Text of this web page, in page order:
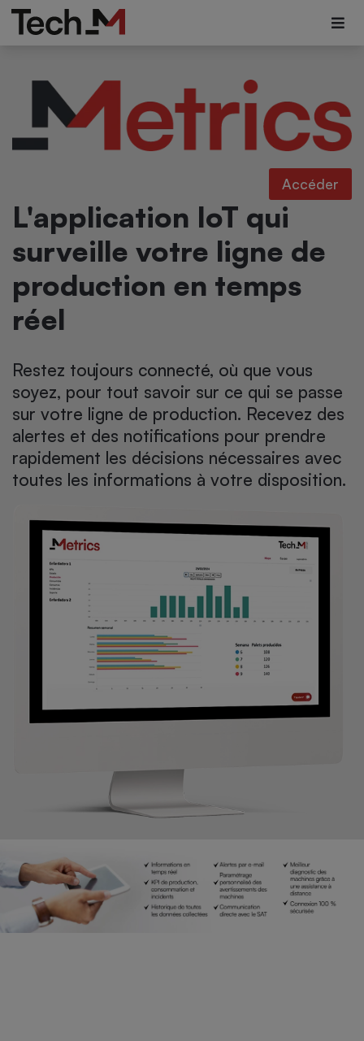
Accéder
L'application IoT qui
surveille votre ligne de
production en temps
réel
Restez toujours connecté, où que vous
soyez, pour tout savoir sur ce qui se passe
sur votre ligne de production. Recevez des
alertes et des notifications pour prendre
rapidement les décisions nécessaires avec
toutes les informations à votre disposition.